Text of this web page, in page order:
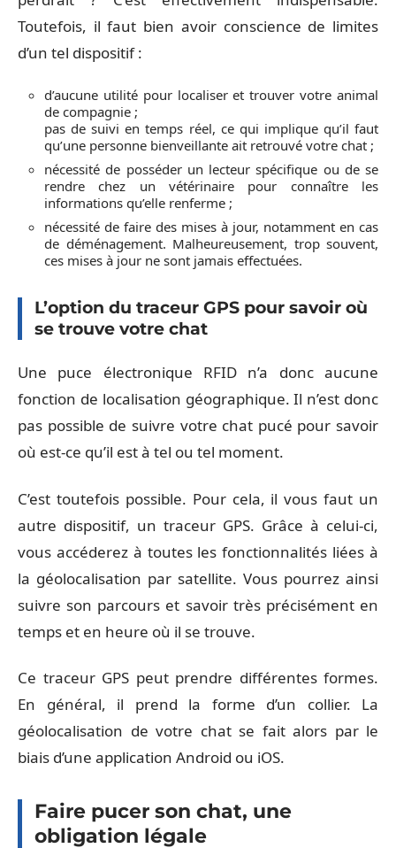
Toutefois, il faut bien avoir conscience de limites
d’un tel dispositif :
d’aucune utilité pour localiser et trouver votre animal
de compagnie ;
pas de suivi en temps réel, ce qui implique qu’il faut
qu’une personne bienveillante ait retrouvé votre chat ;
nécessité de posséder un lecteur spécifique ou de se
rendre chez un vétérinaire pour connaître les
informations qu’elle renferme ;
nécessité de faire des mises à jour, notamment en cas
de déménagement. Malheureusement, trop souvent,
ces mises à jour ne sont jamais effectuées.
L’option du traceur GPS pour savoir où
se trouve votre chat
Une puce électronique RFID n’a donc aucune
fonction de localisation géographique. Il n’est donc
pas possible de suivre votre chat pucé pour savoir
où est-ce qu’il est à tel ou tel moment.
C’est toutefois possible. Pour cela, il vous faut un
autre dispositif, un traceur GPS. Grâce à celui-ci,
vous accéderez à toutes les fonctionnalités liées à
la géolocalisation par satellite. Vous pourrez ainsi
suivre son parcours et savoir très précisément en
temps et en heure où il se trouve.
Ce traceur GPS peut prendre différentes formes.
En général, il prend la forme d’un collier. La
géolocalisation de votre chat se fait alors par le
biais d’une application Android ou iOS.
Faire pucer son chat, une
obligation légale